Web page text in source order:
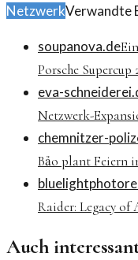
NetzwerkVerwandte
soupanova.de
Porsche
eva-
Netzwerk-
chemnitzer-
Bảo plant Feiern
Raider: Legacy of
Auch